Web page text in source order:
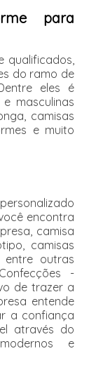
para
qualificados,
do ramo de
eles é
masculinas
camisas
e muito
encontra
camisa
camisas
entre outras
-
de trazer a
entende
a confiança
através do
e